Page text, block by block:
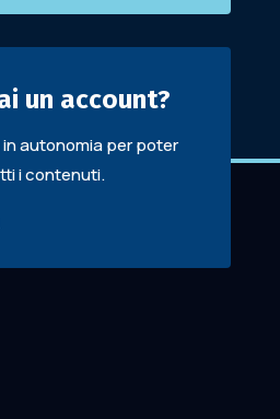
un account?
autonomia per poter
i contenuti.